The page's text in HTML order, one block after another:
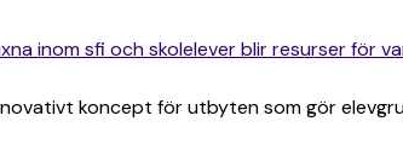
inom sfi och skolelever blir resurser för
koncept för utbyten som gör